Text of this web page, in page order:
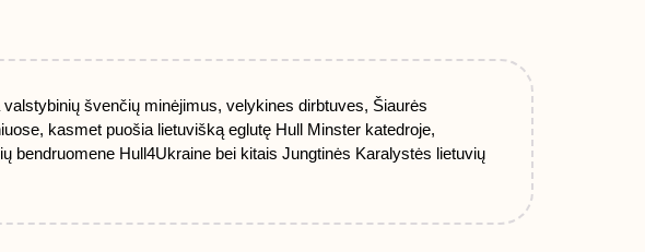
švenčių minėjimus, velykines dirbtuves, Šiaurės
kasmet puošia lietuvišką eglutę Hull Minster katedroje,
bendruomene Hull4Ukraine bei kitais Jungtinės Karalystės lietuvių